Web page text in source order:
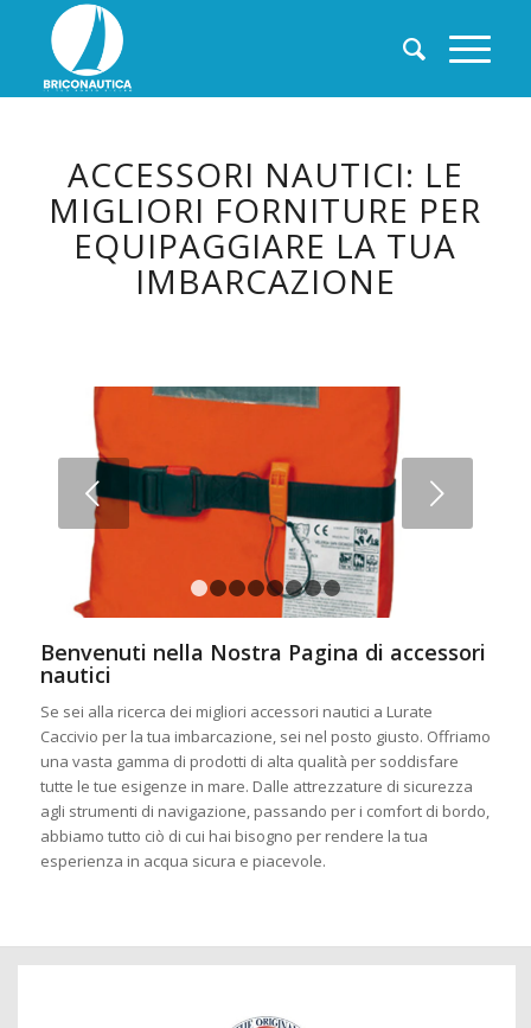
ACCESSORI NAUTICI: LE
MIGLIORI FORNITURE PER
EQUIPAGGIARE LA TUA
IMBARCAZIONE
Succ
1 2 3 4 5
Benvenuti nella Nostra Pagina di accessori
nautici
Se sei alla ricerca dei migliori accessori nautici a Lurate
Caccivio per la tua imbarcazione, sei nel posto giusto. Offriamo
una vasta gamma di prodotti di alta qualità per soddisfare
tutte le tue esigenze in mare. Dalle attrezzature di sicurezza
agli strumenti di navigazione, passando per i comfort di bordo,
abbiamo tutto ciò di cui hai bisogno per rendere la tua
esperienza in acqua sicura e piacevole.